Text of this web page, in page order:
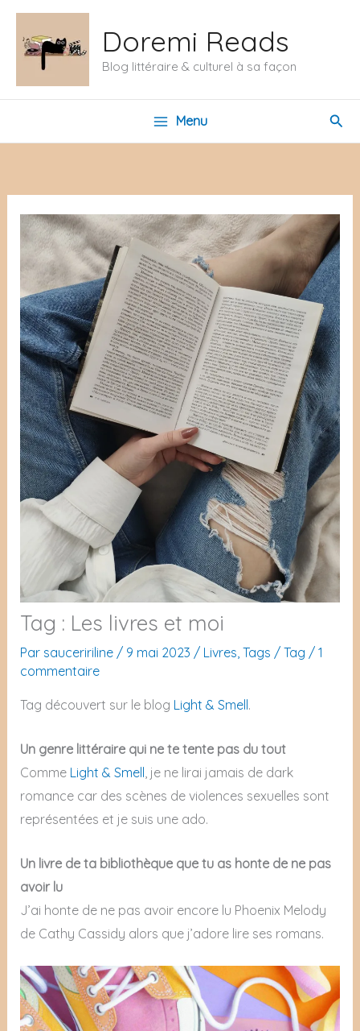
Aller
contenu
Doremi Reads
Blog littéraire & culturel à sa façon
Menu
Tag : Les livres et moi
Par sauceririline / 9 mai 2023 / Livres, Tags / Tag / 1
commentaire
Tag découvert sur le blog Light & Smell.
Un genre littéraire qui ne te tente pas du tout
Comme Light & Smell , je ne lirai jamais de dark
romance car des scènes de violences sexuelles sont
représentées et je suis une ado.
Un livre de ta bibliothèque que tu as honte de ne pas
avoir lu
J’ai honte de ne pas avoir encore lu Phoenix Melody
de Cathy Cassidy alors que j’adore lire ses romans.